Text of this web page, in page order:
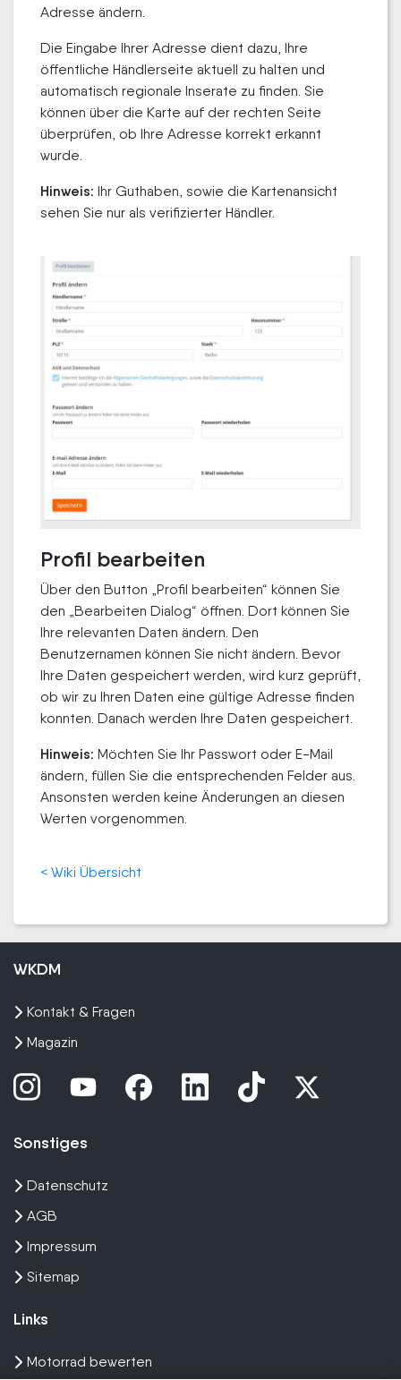
Adresse ändern.
Die Eingabe Ihrer Adresse dient dazu, Ihre
öffentliche Händlerseite aktuell zu halten und
automatisch regionale Inserate zu finden. Sie
können über die Karte auf der rechten Seite
überprüfen, ob Ihre Adresse korrekt erkannt
wurde.
Hinweis: Ihr Guthaben, sowie die Kartenansicht
sehen Sie nur als verifizierter Händler.
Profil bearbeiten
Über den Button „Profil bearbeiten“ können Sie
den „Bearbeiten Dialog“ öffnen. Dort können Sie
Ihre relevanten Daten ändern. Den
Benutzernamen können Sie nicht ändern. Bevor
Ihre Daten gespeichert werden, wird kurz geprüft,
ob wir zu Ihren Daten eine gültige Adresse finden
konnten. Danach werden Ihre Daten gespeichert.
Hinweis: Möchten Sie Ihr Passwort oder E-Mail
ändern, füllen Sie die entsprechenden Felder aus.
Ansonsten werden keine Änderungen an diesen
Werten vorgenommen.
< Wiki Übersicht
WKDM
Kontakt & Fragen
Magazin
Sonstiges
Datenschutz
AGB
Impressum
Sitemap
Links
Motorrad bewerten